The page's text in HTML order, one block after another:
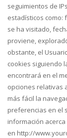
seguimientos de
estadísticos como:
se ha visitado,
proviene,
obstante, el
cookies siguiendo
encontrará en el
opciones relativas
más fácil la
preferencias en el
información
en http://